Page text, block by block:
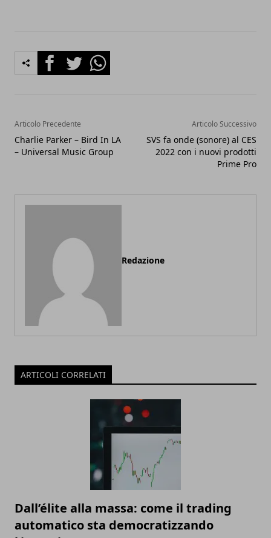
FacebookTwitterWhatsapp
Articolo Precedente
Charlie Parker – Bird In LA
– Universal Music Group
Articolo Successivo
SVS fa onde (sonore) al CES
2022 con i nuovi prodotti
Prime Pro
Redazione
ARTICOLI CORRELATI
Dall’élite alla massa: come il trading
automatico sta democratizzando